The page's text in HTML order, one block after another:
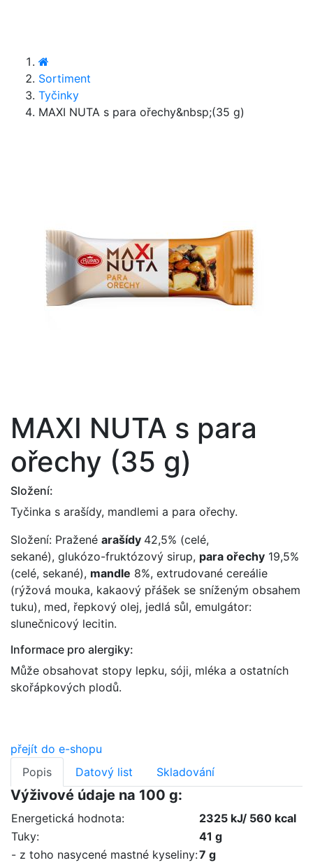
Sortiment
Tyčinky
MAXI NUTA s para ořechy&nbsp;(35 g)
MAXI NUTA s para
ořechy (35 g)
Složení:
Tyčinka s arašídy, mandlemi a para ořechy.
Složení: Pražené arašídy 42,5% (celé,
sekané), glukózo-fruktózový sirup, para ořechy 19,5%
(celé, sekané), mandle 8%, extrudované cereálie
(rýžová mouka, kakaový přášek se sníženým obsahem
tuku), med, řepkový olej, jedlá sůl, emulgátor:
slunečnicový lecitin.
Informace pro alergiky:
Může obsahovat stopy lepku, sóji, mléka a ostatních
skořápkových plodů.
přejít do e-shopu
Popis
Datový list Skladování
Výživové údaje na 100 g:
Energetická hodnota:
2325 kJ/ 560 kcal
Tuky:
41 g
- z toho nasycené mastné kyseliny:7 g